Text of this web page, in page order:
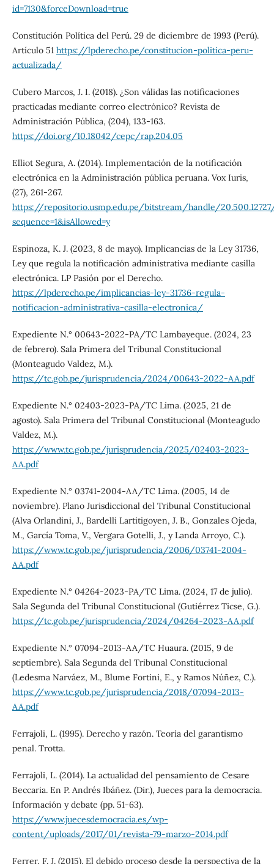
id=7130&forceDownload=true
Constitución Política del Perú. 29 de diciembre de 1993 (Perú).
Artículo 51 https://lpderecho.pe/constitucion-politica-peru-
actualizada/
Cubero Marcos, J. I. (2018). ¿Son válidas las notificaciones
practicadas mediante correo electrónico? Revista de
Administración Pública, (204), 133-163.
https://doi.org/10.18042/cepc/rap.204.05
Elliot Segura, A. (2014). Implementación de la notificación
electrónica en la Administración pública peruana. Vox Iuris,
(27), 261-267.
https://repositorio.usmp.edu.pe/bitstream/handle/
sequence=1&isAllowed=y
Espinoza, K. J. (2023, 8 de mayo). Implicancias de la Ley 31736,
Ley que regula la notificación administrativa mediante casilla
electrónica. LP Pasión por el Derecho.
https://lpderecho.pe/implicancias-ley-31736-regula-
notificacion-administrativa-casilla-electronica/
Expediente N.° 00643-2022-PA/TC Lambayeque. (2024, 23
de febrero). Sala Primera del Tribunal Constitucional
(Monteagudo Valdez, M.).
https://tc.gob.pe/jurisprudencia/2024/00643-2022-AA.pdf
Expediente N.° 02403-2023-PA/TC Lima. (2025, 21 de
agosto). Sala Primera del Tribunal Constitucional (Monteagudo
Valdez, M.).
https://www.tc.gob.pe/jurisprudencia/2025/02403-2023-
AA.pdf
Expediente N.° 03741-2004-AA/TC Lima. (2005, 14 de
noviembre). Plano Jurisdiccional del Tribunal Constitucional
(Alva Orlandini, J., Bardelli Lartitigoyen, J. B., Gonzales Ojeda,
M., García Toma, V., Vergara Gotelli, J., y Landa Arroyo, C.).
https://www.tc.gob.pe/jurisprudencia/2006/03741-2004-
AA.pdf
Expediente N.° 04264-2023-PA/TC Lima. (2024, 17 de julio).
Sala Segunda del Tribunal Constitucional (Gutiérrez Ticse, G.).
https://tc.gob.pe/jurisprudencia/2024/04264-2023-AA.pdf
Expediente N.° 07094-2013-AA/TC Huaura. (2015, 9 de
septiembre). Sala Segunda del Tribunal Constitucional
(Ledesma Narváez, M., Blume Fortini, E., y Ramos Núñez, C.).
https://www.tc.gob.pe/jurisprudencia/2018/07094-2013-
AA.pdf
Ferrajoli, L. (1995). Derecho y razón. Teoría del garantismo
penal. Trotta.
Ferrajoli, L. (2014). La actualidad del pensamiento de Cesare
Beccaria. En P. Andrés Ibáñez. (Dir.), Jueces para la democracia.
Información y debate (pp. 51-63).
https://www.juecesdemocracia.es/wp-
content/uploads/2017/01/revista-79-marzo-2014.pdf
Ferrer, F. J. (2015). El debido proceso desde la perspectiva de la